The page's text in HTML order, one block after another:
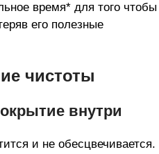
время* для того чтобы
его полезные
чистоты
внутри
и не обесцвечивается.